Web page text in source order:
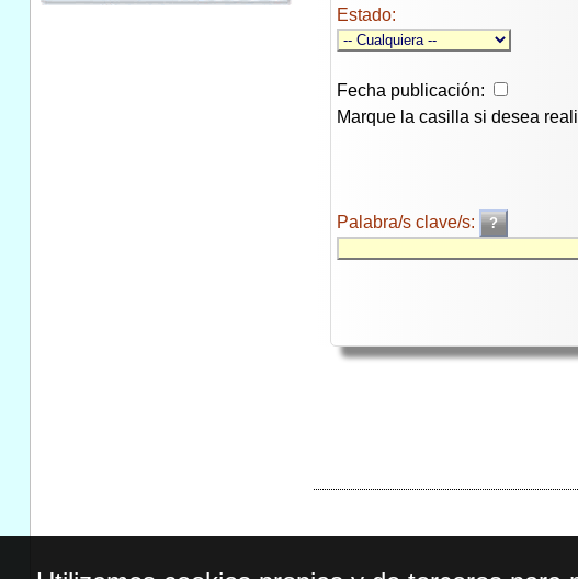
Estado:
Fecha publicación:
Marque la casilla si desea
Palabra/s clave/s: